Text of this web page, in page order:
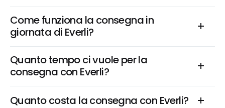
Come funziona la consegna in
giornata di Everli?
Quanto tempo ci vuole per la
consegna con Everli?
Quanto costa la consegna con Everli?